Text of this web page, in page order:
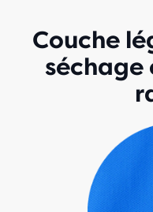
Couche
séchage